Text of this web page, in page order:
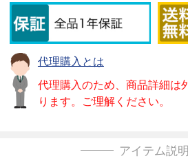
代理購入とは
代理購入のため、商品詳細は
ります。ご理解ください。
アイテム説明